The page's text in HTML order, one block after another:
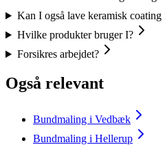
Kan I også lave keramisk coating
Hvilke produkter bruger I?
Forsikres arbejdet?
Også relevant
Bundmaling i Vedbæk
Bundmaling i Hellerup